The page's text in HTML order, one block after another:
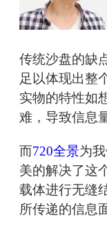
传统沙盘的缺
足以体现出整
实物的特性如
难，导致信息
而720全景为
美的解决了这
载体进行无缝
所传递的信息